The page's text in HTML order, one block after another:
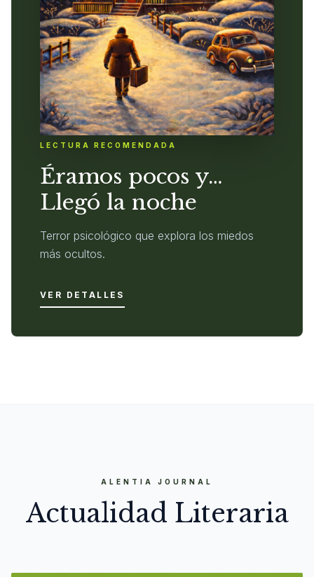
LECTURA RECOMENDADA
Éramos pocos y…
Llegó la noche
Terror psicológico que explora los miedos
más ocultos.
VER DETALLES
ALENTIA JOURNAL
Actualidad Literaria